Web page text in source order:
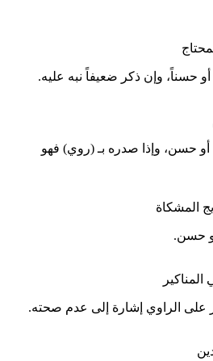
حسناً، وإن ذكر ضعيفاً نبه عليه.
حسن، وإذا صدره بـ (روي) فهو
المشكاة
حسن.
على الراوي إشارة إلى عدم صحته.